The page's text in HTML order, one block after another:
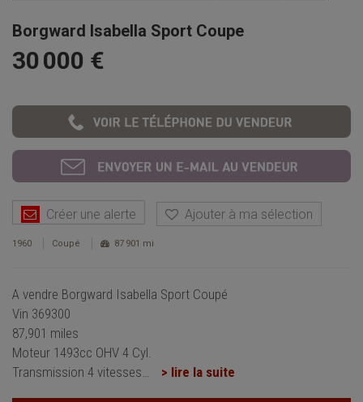
Borgward Isabella Sport Coupe
30 000 €
Créer une alerte Ajouter à ma sélection
1960 Coupé 87 901 mi
A vendre Borgward Isabella Sport Coupé
Vin 369300
87,901 miles
Moteur 1493cc OHV 4 Cyl.
Transmission 4 vitesses… > lire la suite